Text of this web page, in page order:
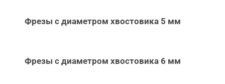
Фрезы с диаметром хвостовика 5 мм
Фрезы с диаметром хвостовика 6 мм